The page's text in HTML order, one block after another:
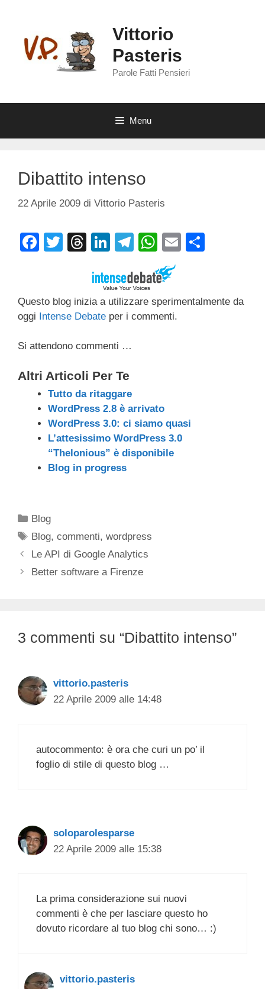
contenuto
Vittorio
Pasteris
Parole Fatti Pensieri
Menu
Dibattito intenso
22 Aprile 2009 di Vittorio Pasteris
F
e
b
o
k
T
er
T
e
a
d
Li
k
e
dI
n
T
e
gr
a
W
h
at
s
A
E
di
Questo blog inizia a utilizzare sperimentalmente da
oggi Intense Debate per i commenti.
Si attendono commenti …
Altri Articoli Per Te
Tutto da ritaggare
WordPress 2.8 è arrivato
WordPress 3.0: ci siamo quasi
L’attesissimo WordPress 3.0
“Thelonious” è disponibile
Blog in progress
Categorie
Blog
Tag
Blog,commenti,wordpress
Le API di Google Analytics
Better software a Firenze
3 commenti su “Dibattito intenso”
vittorio.pasteris
22 Aprile 2009 alle 14:48
autocommento: è ora che curi un po’ il
foglio di stile di questo blog …
soloparolesparse
22 Aprile 2009 alle 15:38
La prima considerazione sui nuovi
commenti è che per lasciare questo ho
dovuto ricordare al tuo blog chi sono… :)
vittorio.pasteris